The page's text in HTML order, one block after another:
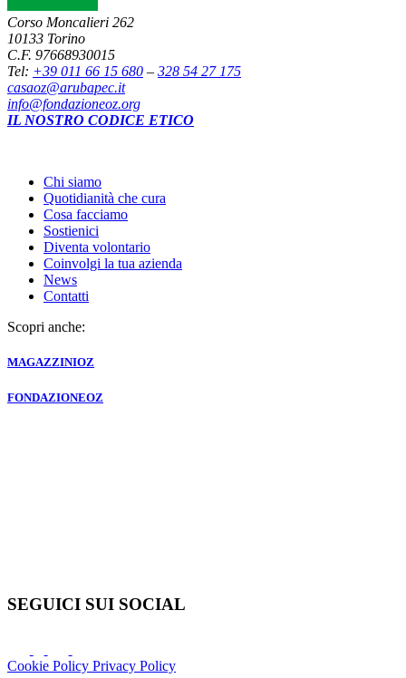
Corso Moncalieri 262
10133 Torino
C.F. 97668930015
Tel: +39 011 66 15 680 – 328 54 27 175
casaoz@arubapec.it
info@fondazioneoz.org
IL NOSTRO CODICE ETICO
Chi siamo
Quotidianità che cura
Cosa facciamo
Sostienici
Diventa volontario
Coinvolgi la tua azienda
News
Contatti
Scopri anche:
MAGAZZINIOZ
FONDAZIONEOZ
SEGUICI SUI SOCIAL
Cookie Policy Privacy Policy